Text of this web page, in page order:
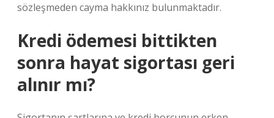
sözleşmeden cayma hakkınız bulunmaktadır.
Kredi ödemesi bittikten
sonra hayat sigortası geri
alınır mı?